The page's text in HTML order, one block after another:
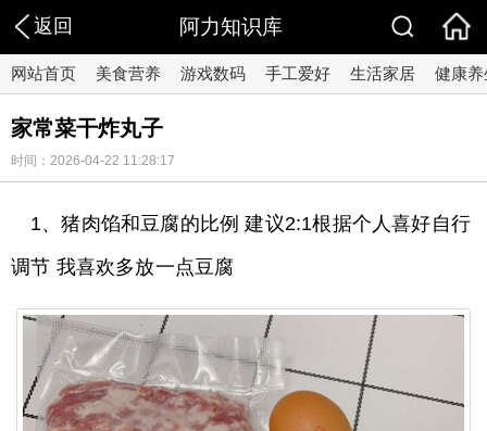
返回 阿力知识库
网站首页 美食营养 游戏数码 手工爱好 生活家居 健康养
家常菜干炸丸子
时间：2026-04-22 11:28:17
1、猪肉馅和豆腐的比例 建议2:1根据个人喜好自行
调节 我喜欢多放一点豆腐